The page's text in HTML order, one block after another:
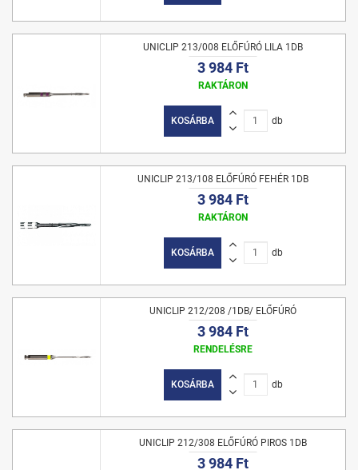
UNICLIP 213/008 ELŐFÚRÓ LILA 1DB
3 984 Ft
RAKTÁRON
KOSÁRBA db
UNICLIP 213/108 ELŐFÚRÓ FEHÉR 1DB
3 984 Ft
RAKTÁRON
KOSÁRBA db
UNICLIP 212/208 /1DB/ ELŐFÚRÓ
3 984 Ft
RENDELÉSRE
KOSÁRBA db
UNICLIP 212/308 ELŐFÚRÓ PIROS 1DB
3 984 Ft